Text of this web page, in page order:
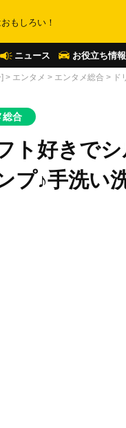
もしろい！
ニュース お役立ち情報
> エンタメ > エンタメ総合 > ド
総合
ト好きで
プ♪手洗い